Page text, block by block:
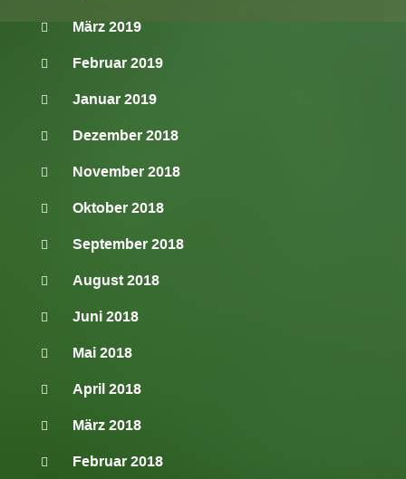
März 2019
Februar 2019
Januar 2019
Dezember 2018
November 2018
Oktober 2018
September 2018
August 2018
Juni 2018
Mai 2018
April 2018
März 2018
Februar 2018